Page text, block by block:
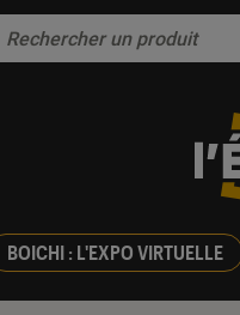
BOICHI : L'EXPO VIRTUELLE